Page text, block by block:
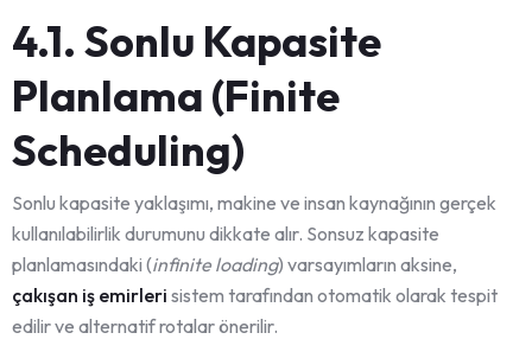
4.1. Sonlu Kapasite
Planlama (Finite
Scheduling)
Sonlu kapasite yaklaşımı, makine ve insan kaynağının gerçek
kullanılabilirlik durumunu dikkate alır. Sonsuz kapasite
planlamasındaki (infinite loading) varsayımların aksine,
çakışan iş emirleri sistem tarafından otomatik olarak tespit
edilir ve alternatif rotalar önerilir.